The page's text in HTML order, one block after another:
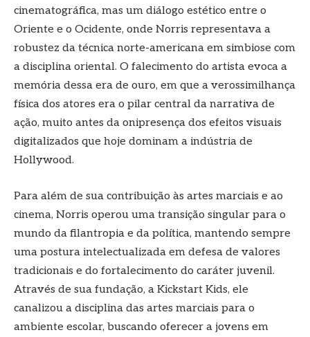
cinematográfica, mas um diálogo estético entre o
Oriente e o Ocidente, onde Norris representava a
robustez da técnica norte-americana em simbiose com
a disciplina oriental. O falecimento do artista evoca a
memória dessa era de ouro, em que a verossimilhança
física dos atores era o pilar central da narrativa de
ação, muito antes da onipresença dos efeitos visuais
digitalizados que hoje dominam a indústria de
Hollywood.
Para além de sua contribuição às artes marciais e ao
cinema, Norris operou uma transição singular para o
mundo da filantropia e da política, mantendo sempre
uma postura intelectualizada em defesa de valores
tradicionais e do fortalecimento do caráter juvenil.
Através de sua fundação, a Kickstart Kids, ele
canalizou a disciplina das artes marciais para o
ambiente escolar, buscando oferecer a jovens em